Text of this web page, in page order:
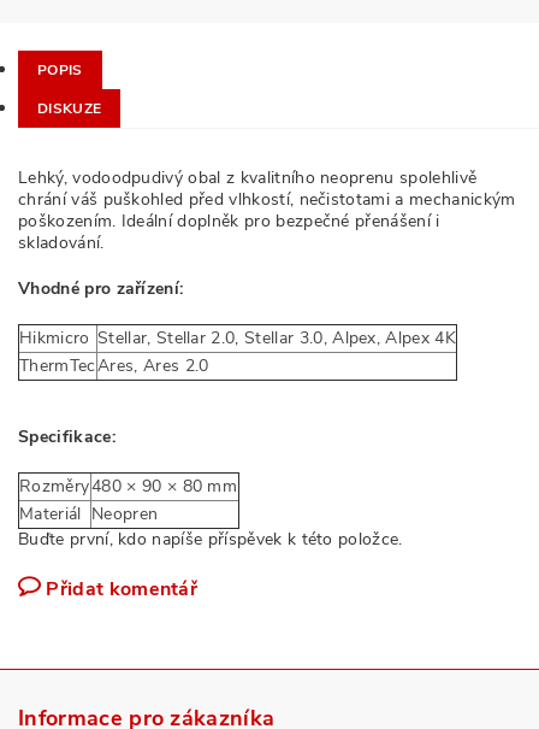
POPIS
DISKUZE
Lehký, vodoodpudivý obal z kvalitního neoprenu spolehlivě
chrání váš puškohled před vlhkostí, nečistotami a mechanickým
poškozením. Ideální doplněk pro bezpečné přenášení i
skladování.
Vhodné pro zařízení:
Hikmicro Stellar, Stellar 2.0, Stellar 3.0, Alpex, Alpex 4K
ThermTecAres, Ares 2.0
Specifikace:
Rozměry480 × 90 × 80 mm
Materiál Neopren
Buďte první, kdo napíše příspěvek k této položce.
Přidat komentář
Informace pro zákazníka